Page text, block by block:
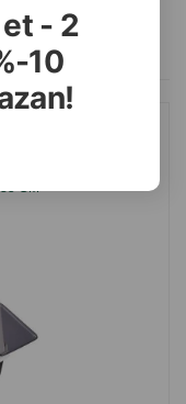
- 2
10
ТУАЛЕТ-
СМ